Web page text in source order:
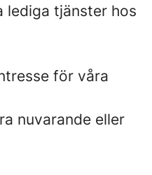
lediga tjänster hos
för våra
nuvarande eller